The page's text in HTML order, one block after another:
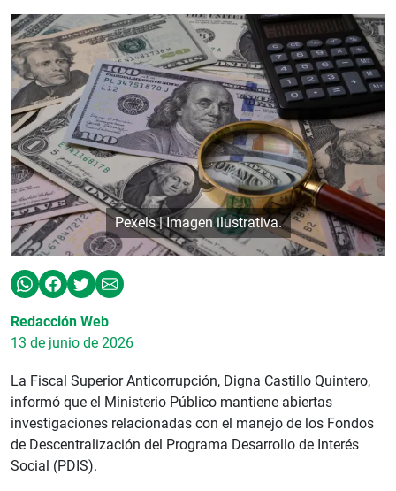
Pexels | Imagen ilustrativa.
Redacción Web
13 de junio de 2026
La Fiscal Superior Anticorrupción, Digna Castillo Quintero,
informó que el Ministerio Público mantiene abiertas
investigaciones relacionadas con el manejo de los Fondos
de Descentralización del Programa Desarrollo de Interés
Social (PDIS).